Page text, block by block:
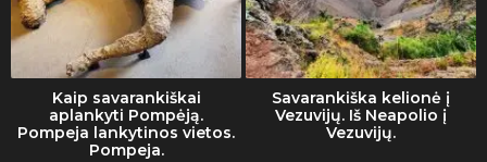
Kaip savarankiškai
aplankyti Pompėją.
Pompeja lankytinos vietos.
Pompeja.
Savarankiška kelionė į
Vezuvijų. Iš Neapolio į
Vezuvijų.